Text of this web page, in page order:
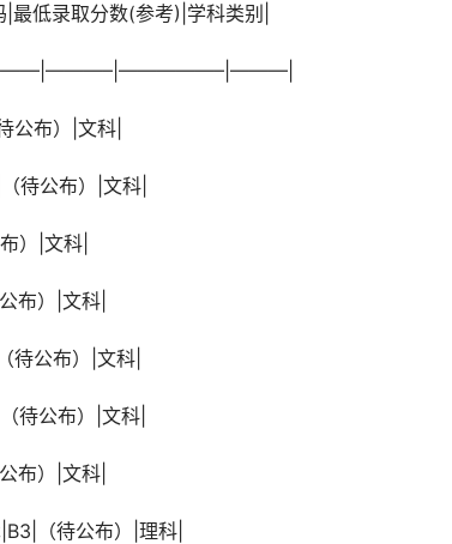
|最低录取分数(参考)|学科类别|
公布）|文科|
待公布）|文科|
）|文科|
布）|文科|
待公布）|文科|
待公布）|文科|
布）|文科|
（待公布）|理科|